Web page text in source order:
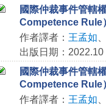
國際仲裁事件管轄
Competence Rule
作者譯者： 王孟如
出版日期：2022.10
國際仲裁事件管轄
Competence Rule
作者譯者： 王孟如